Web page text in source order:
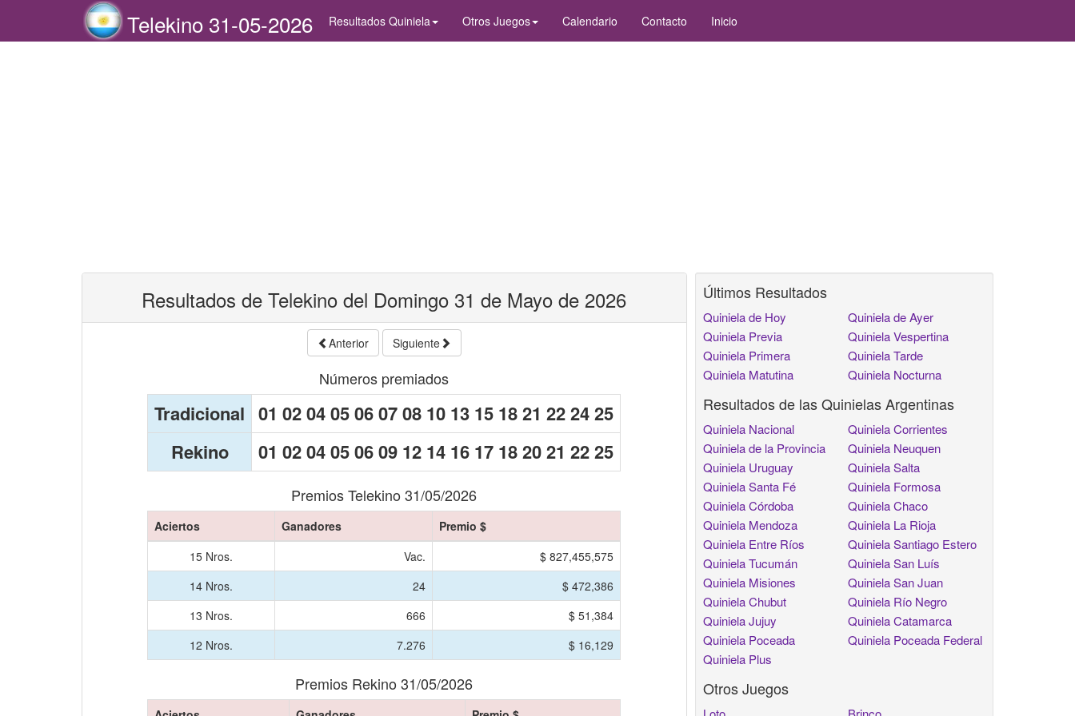
Telekino 31-05-2026 Resultados Quiniela Otros Juegos Calendario Contacto Inicio
Resultados de Telekino del Domingo 31 de Mayo de 2026
Anterior Siguiente
Números premiados
Tradicional 01 02 04 05 06 07 08 10 13 15 18 21 22 24 25
Rekino
01 02 04 05 06 09 12 14 16 17 18 20 21 22 25
Premios Telekino 31/05/2026
Aciertos Ganadores
Premio $
15 Nros.
Vac.
$ 827,455,575
14 Nros.
24
$ 472,386
13 Nros.
666
$ 51,384
12 Nros.
7.276 $ 16,129
Premios Rekino 31/05/2026
Últimos Resultados
Quiniela de Hoy
Quiniela Previa
Quiniela Primera
Quiniela Matutina
Quiniela de Ayer
Quiniela Vespertina
Quiniela Tarde
Quiniela Nocturna
Resultados de las Quinielas Argentinas
Quiniela Nacional
Quiniela de la Provincia
Quiniela Uruguay
Quiniela Santa Fé
Quiniela Córdoba
Quiniela Mendoza
Quiniela Entre Ríos
Quiniela Tucumán
Quiniela Misiones
Quiniela Chubut
Quiniela Jujuy
Quiniela Poceada
Quiniela Plus
Quiniela Corrientes
Quiniela Neuquen
Quiniela Salta
Quiniela Formosa
Quiniela Chaco
Quiniela La Rioja
Quiniela Santiago Estero
Quiniela San Luís
Quiniela San Juan
Quiniela Río Negro
Quiniela Catamarca
Quiniela Poceada Federal
Otros Juegos